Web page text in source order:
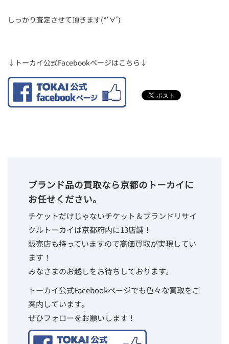
しっかり査定させて頂きます(*‘∀‘)
↓トーカイ公式Facebookページはこちら↓
ブランド品の買取なら京都のトーカイに
お任せください。
チケットだけじゃないチケット＆ブランドリサイ
クルトーカイは京都府内に13店舗！
販売店も持っていますので高価買取が実現してい
ます！
みなさまのお越しをお待ちしております。
トーカイ公式Facebookページでも色々な買取をご
案内しています。
ぜひフォローをお願いします！